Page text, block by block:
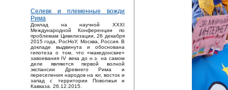
Селевк и племенные вожди
Рима
Доклад на научной XXXI
Международной Конференции по
проблемам Цивилизации, 26 декабря
2015 года, РосНоУ, Москва, Россия. В
докладе выдвинута и обоснована
гипотеза о том, что «македонские»
завоевания IV века до н.э. на самом
деле являются первой волной
экспансии Древнего Рима и
переселения народов на юг, восток и
запад с территории Поволжья и
Кавказа. 26.12.2015.